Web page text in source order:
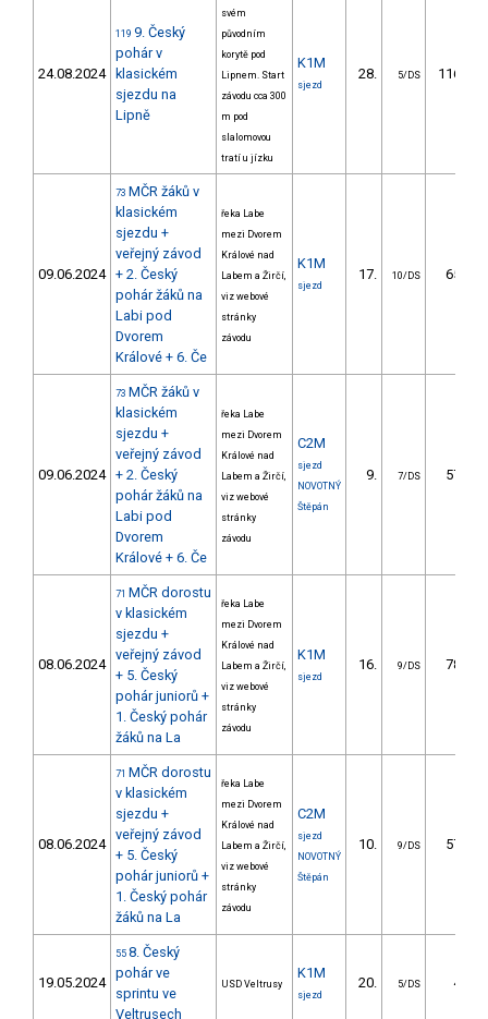
24.08.2024
119 9. Český
pohár v
klasickém
sjezdu na
Lipně
svém
původním
korytě pod
Lipnem. Start
závodu cca 300
m pod
slalomovou
tratí u jízku
K1M
sjezd
28. 5/DS 116.22
09.06.2024
73 MČR žáků v
klasickém
sjezdu +
veřejný závod
+ 2. Český
pohár žáků na
Labi pod
Dvorem
Králové + 6. Če
řeka Labe
mezi Dvorem
Králové nad
Labem a Žirčí,
viz webové
stránky
závodu
K1M
sjezd
17. 10/DS 65.38
09.06.2024
73 MČR žáků v
klasickém
sjezdu +
veřejný závod
+ 2. Český
pohár žáků na
Labi pod
Dvorem
Králové + 6. Če
řeka Labe
mezi Dvorem
Králové nad
Labem a Žirčí,
viz webové
stránky
závodu
C2M
sjezd
NOVOTNÝ
Štěpán
9. 7/DS 57.35
08.06.2024
71 MČR dorostu
v klasickém
sjezdu +
veřejný závod
+ 5. Český
pohár juniorů +
1. Český pohár
žáků na La
řeka Labe
mezi Dvorem
Králové nad
Labem a Žirčí,
viz webové
stránky
závodu
K1M
sjezd
16. 9/DS 78.47
08.06.2024
71 MČR dorostu
v klasickém
sjezdu +
veřejný závod
+ 5. Český
pohár juniorů +
1. Český pohár
žáků na La
řeka Labe
mezi Dvorem
Králové nad
Labem a Žirčí,
viz webové
stránky
závodu
C2M
sjezd
NOVOTNÝ
Štěpán
10. 9/DS 57.60
19.05.2024
55 8. Český
pohár ve
sprintu ve
Veltrusech
USD Veltrusy
K1M
sjezd
20. 5/DS 4.24